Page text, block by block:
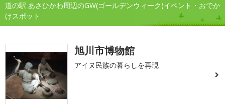
道の駅 あさひかわ周辺のGW(ゴールデンウィーク)イベント・おでか
けスポット
旭川市博物館
アイヌ民族の暮らしを再現